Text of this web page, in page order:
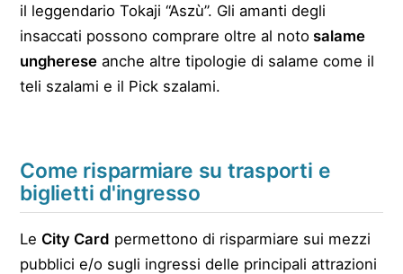
il leggendario Tokaji “Aszù”. Gli amanti degli
insaccati possono comprare oltre al noto salame
ungherese anche altre tipologie di salame come il
teli szalami e il Pick szalami.
Come risparmiare su trasporti e
biglietti d'ingresso
Le City Card permettono di risparmiare sui mezzi
pubblici e/o sugli ingressi delle principali attrazioni